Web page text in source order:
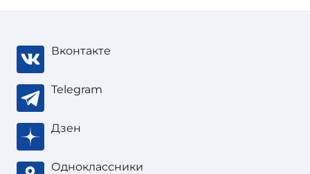
Вконтакте
Telegram
Дзен
Одноклассники